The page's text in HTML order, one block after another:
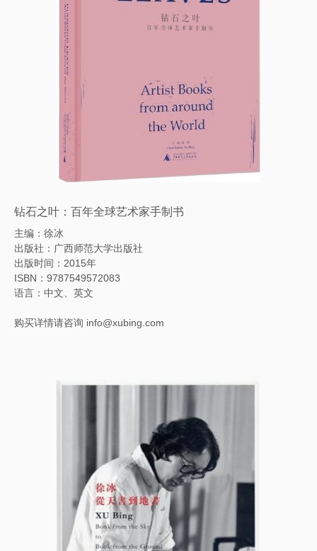
钻石之叶：百年全球艺术家手制书
主编：徐冰
出版社：广西师范大学出版社
出版时间：2015年
ISBN ： 9787549572083
语言：中文、英文
购买详情请咨询 info@xubing.com